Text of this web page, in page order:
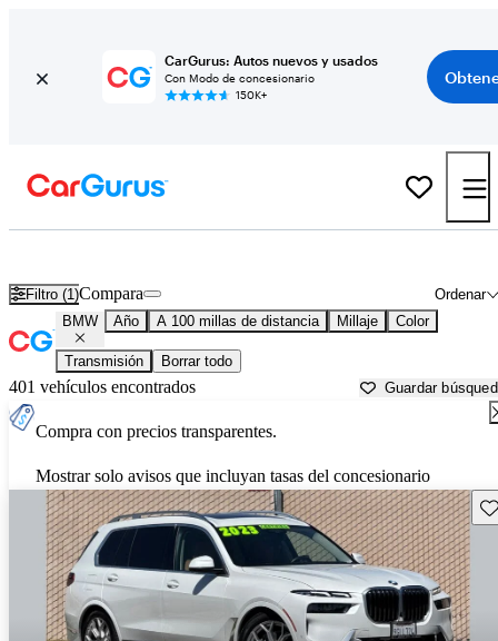
CarGurus: Autos nuevos y usados
Con Modo de concesionario
150K+
Filtro (1) Ordenar
Compara
BMW Año A 100 millas de distancia Millaje Color
Transmisión Borrar todo
401 vehículos encontrados Guardar
Compra con precios transparentes.
Mostrar solo avisos que incluyan tasas del concesionario